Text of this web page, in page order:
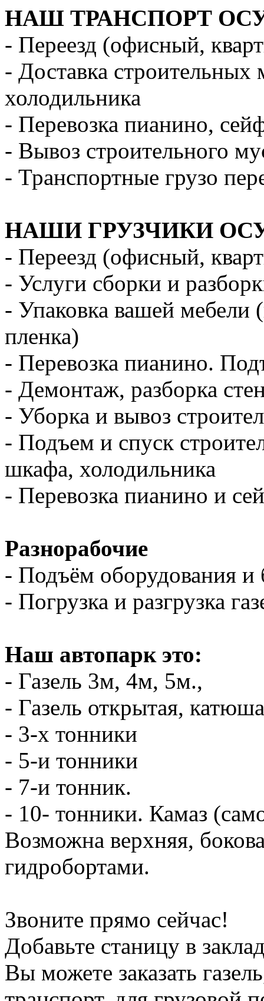
НАШ ТРАНСПОРТ
- Переезд (офисный,
- Доставка
холодильника
- Перевозка пианино,
- Вывоз строительного
- Транспортные грузо
НАШИ ГРУЗЧИКИ
- Переезд (офисный,
- Услуги сборки и
- Упаковка вашей мебели
пленка)
- Перевозка пианино.
- Демонтаж, разборка
- Уборка и вывоз
- Подъем и спуск
шкафа, холодильника
- Перевозка пианино и
Разнорабочие
- Подъём оборудования и
- Погрузка и разгрузка
Наш автопарк это:
- Газель 3м, 4м, 5м.,
- Газель открытая,
- 3-х тонники
- 5-и тонники
- 7-и тонник.
- 10- тонники. Камаз
Возможна верхняя,
гидробортами.
Звоните прямо сейчас!
Добавьте станицу в
Вы можете заказать